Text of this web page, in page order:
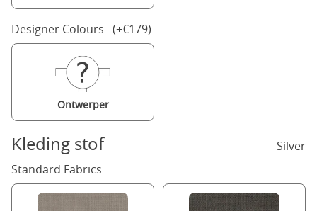
Designer Colours (+€179)
Ontwerper
Kleding stof
Silver
Standard Fabrics